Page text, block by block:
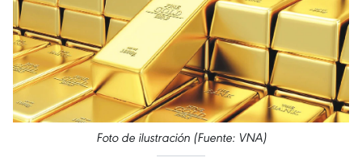
Foto de ilustración (Fuente: VNA)